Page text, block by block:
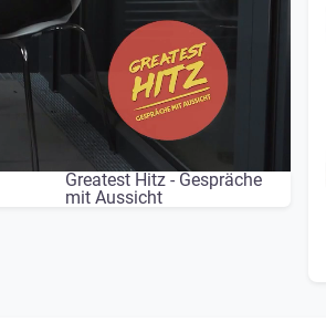
Greatest Hitz - Gespräche
mit Aussicht